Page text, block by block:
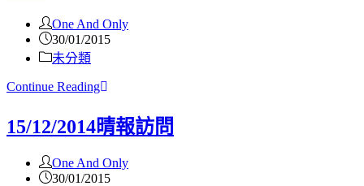
One And Only
30/01/2015
未分類
Continue Reading
15/12/2014晴報訪問
One And Only
30/01/2015